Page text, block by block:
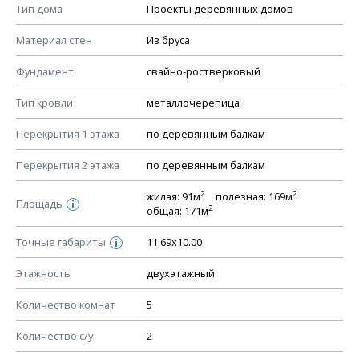
Тип дома Проекты деревянных домов
Материал стен Из бруса
Фундамент свайно-ростверковый
Тип кровли металлочерепица
Перекрытия 1 этажа по деревянным балкам
Перекрытия 2 этажа по деревянным балкам
Площадь i
жилая: 91м2 полезная: 169м2
общая: 171м2
Точные габариты i 11.69х10.00
Этажность двухэтажный
Количество комнат 5
Количество с/у 2
Смотрите советы по выбору материала в нашем
КОНСТРУКТИВНЫЕ РЕШЕНИЯ (КР)
Ведомость рабочих чертежей основного комплекта КР
План фундамента
Устройство фундамента, спецификация материалов
Планы перекрытий этажей, спецификация элементов
Устройство перекрытий
Устройство стен
Спецификация материалов стен
Схема расположения лаг чердака (если есть)
Схема расположения элементов стропил
Спецификация элементов стропил
Устройство стропильной системы
Узлы устройства кровли